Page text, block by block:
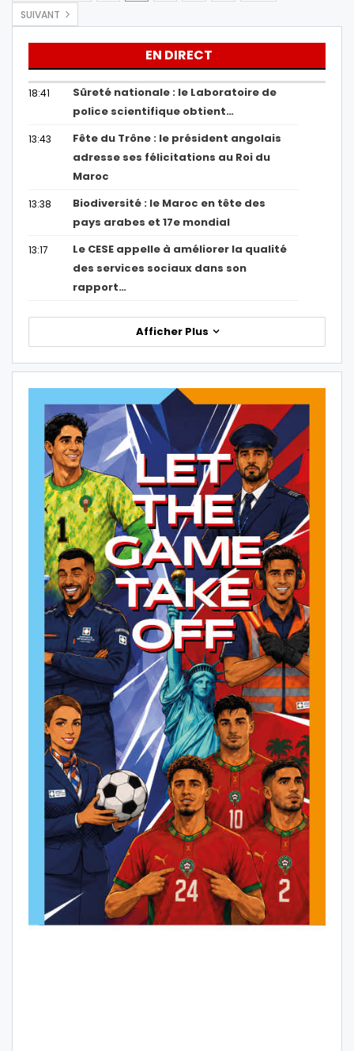
SUIVANT
EN DIRECT
18:41
Sûreté nationale : le Laboratoire de
police scientifique obtient…
13:43
Fête du Trône : le président angolais
adresse ses félicitations au Roi du
Maroc
13:38
Biodiversité : le Maroc en tête des
pays arabes et 17e mondial
13:17
Le CESE appelle à améliorer la qualité
des services sociaux dans son
rapport…
Afficher Plus